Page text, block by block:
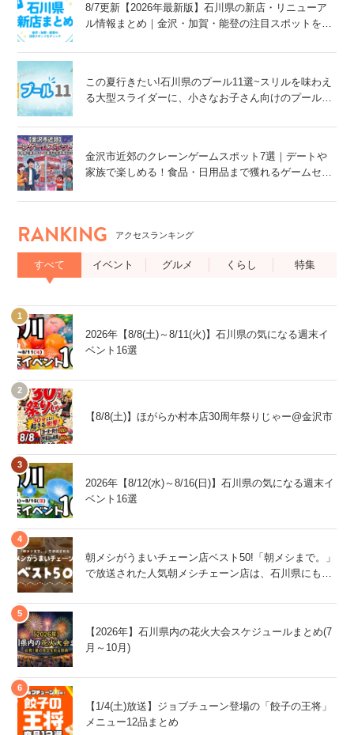
8/7更新【2026年最新版】石川県の新店・リニューア
ル情報まとめ｜金沢・加賀・能登の注目スポットをチ
この夏行きたい!石川県のプール11選~スリルを味わえ
る大型スライダーに、小さなお子さん向けのプール
金沢市近郊のクレーンゲームスポット7選｜デートや
家族で楽しめる！食品・日用品まで獲れるゲームセン
RANKING アクセスランキング
すべて イベント グルメ くらし 特集
2026年【8/8(土)～8/11(火)】石川県の気になる週末イ
ベント16選
【8/8(土)】ほがらか村本店30周年祭りじゃー@金沢市
2026年【8/12(水)～8/16(日)】石川県の気になる週末イ
ベント16選
朝メシがうまいチェーン店ベスト50!「朝メシまで。」
で放送された人気朝メシチェーン店は、石川県にもあ
【2026年】石川県内の花火大会スケジュールまとめ(7
月～10月)
【1/4(土)放送】ジョブチューン登場の「餃子の王将」
メニュー12品まとめ